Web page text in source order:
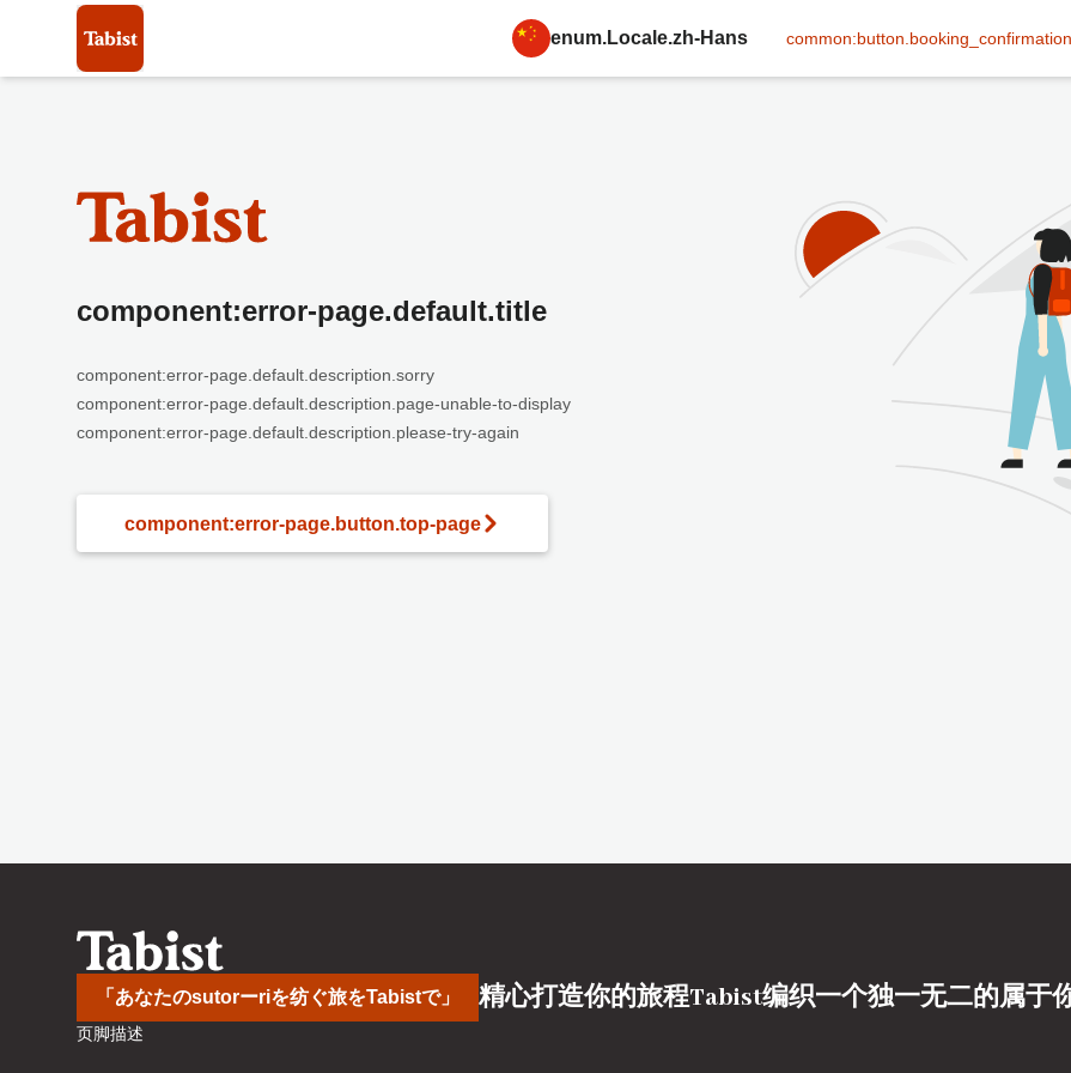
enum.Locale.zh-Hans common:button.booking_confirmation
component:error-page.default.title
component:error-page.default.description.sorry
component:error-page.default.description.page-unable-to-display
component:error-page.default.description.please-try-again
component:error-page.button.top-page
「あなたのsutorーriを纺ぐ旅をTabistで」 精心打造你的旅程Tabist编织一个独一无二的属于
页脚描述